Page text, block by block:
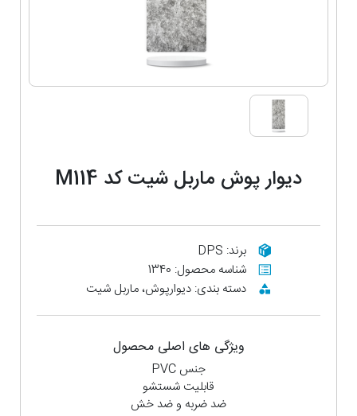
دیوار پوش ماربل شیت کد M114
برند: DPS
شناسه محصول: 1340
دسته بندی: دیوارپوش، ماربل شیت
ویژگی های اصلی محصول
جنس PVC
قابلیت شستشو
ضد ضربه و ضد خش